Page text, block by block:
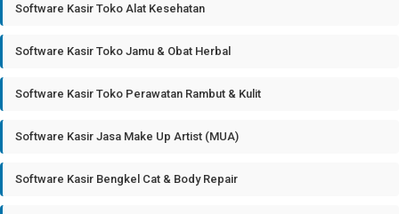
Software Kasir Toko Alat Kesehatan
Software Kasir Toko Jamu & Obat Herbal
Software Kasir Toko Perawatan Rambut & Kulit
Software Kasir Jasa Make Up Artist (MUA)
Software Kasir Bengkel Cat & Body Repair